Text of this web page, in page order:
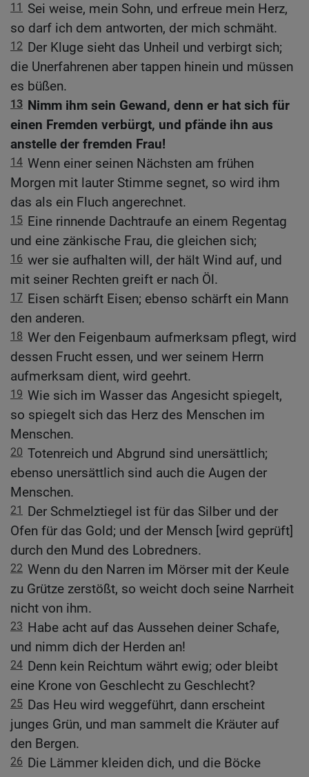
11
Sei weise, mein Sohn, und erfreue mein Herz,
so darf ich dem antworten, der mich schmäht.
12 Der Kluge sieht das Unheil und verbirgt sich;
die Unerfahrenen aber tappen hinein und müssen
es büßen.
13 Nimm ihm sein Gewand, denn er hat sich für
einen Fremden verbürgt, und pfände ihn aus
anstelle der fremden Frau!
14 Wenn einer seinen Nächsten am frühen
Morgen mit lauter Stimme segnet, so wird ihm
das als ein Fluch angerechnet.
15 Eine rinnende Dachtraufe an einem Regentag
und eine zänkische Frau, die gleichen sich;
16 wer sie aufhalten will, der hält Wind auf, und
mit seiner Rechten greift er nach Öl.
17 Eisen schärft Eisen; ebenso schärft ein Mann
den anderen.
18 Wer den Feigenbaum aufmerksam pflegt, wird
dessen Frucht essen, und wer seinem Herrn
aufmerksam dient, wird geehrt.
19 Wie sich im Wasser das Angesicht spiegelt,
so spiegelt sich das Herz des Menschen im
Menschen.
20 Totenreich und Abgrund sind unersättlich;
ebenso unersättlich sind auch die Augen der
Menschen.
21
Der Schmelztiegel ist für das Silber und der
Ofen für das Gold; und der Mensch [wird geprüft]
durch den Mund des Lobredners.
22 Wenn du den Narren im Mörser mit der Keule
zu Grütze zerstößt, so weicht doch seine Narrheit
nicht von ihm.
23 Habe acht auf das Aussehen deiner Schafe,
und nimm dich der Herden an!
24 Denn kein Reichtum währt ewig; oder bleibt
eine Krone von Geschlecht zu Geschlecht?
25 Das Heu wird weggeführt, dann erscheint
junges Grün, und man sammelt die Kräuter auf
den Bergen.
26 Die Lämmer kleiden dich, und die Böcke